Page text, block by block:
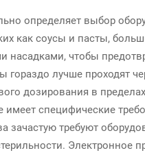
определяет выбор
как соусы и пасты,
чтобы
гораздо лучше проходят
дозирования в
специфические
зачастую требуют
Электронное